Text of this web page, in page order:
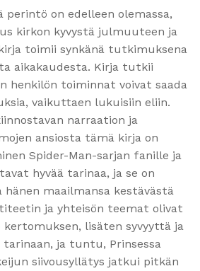
perintö on edelleen olemassa,
kirkon kyvystä julmuuteen ja
toimii synkänä tutkimuksena
aikakaudesta. Kirja tutkii
henkilön toiminnat voivat saada
vaikuttaen lukuisiin eliin.
narraation ja
ansiosta tämä kirja on
Spider-Man-sarjan fanille ja
hyvää tarinaa, ja se on
maailmansa kestävästä
ja yhteisön teemat olivat
lisäten syvyyttä ja
ja tuntu, Prinsessa
siivousyllätys jatkui pitkän